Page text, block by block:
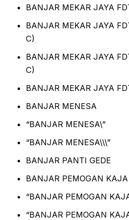
BANJAR MEKAR JAYA
BANJAR MEKAR JAYA
C)
BANJAR MEKAR JAYA
C)
BANJAR MEKAR JAYA
BANJAR MENESA
“BANJAR MENESA\”
“BANJAR MENESA\\\”
BANJAR PANTI GEDE
BANJAR PEMOGAN KAJA
“BANJAR PEMOGAN
“BANJAR PEMOGAN